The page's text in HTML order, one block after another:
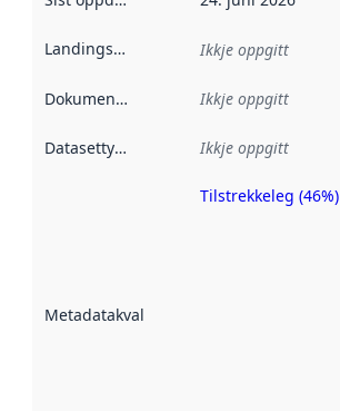
Landingsside Ikkje oppgitt
Dokumentasjon Ikkje oppgitt
Datasettype Ikkje oppgitt
Metadatakvalitet
Metadatakvalitet
Tilstrekkeleg (46%)